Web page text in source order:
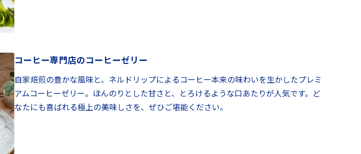
コーヒー専門店のコーヒーゼリー
自家焙煎の豊かな風味と、ネルドリップによるコーヒー本来の味わいを生かしたプレミ
アムコーヒーゼリー。ほんのりとした甘さと、とろけるような口あたりが人気です。ど
なたにも喜ばれる極上の美味しさを、ぜひご堪能ください。